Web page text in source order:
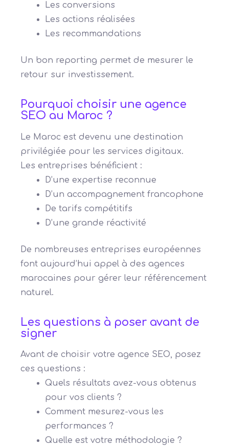
Les conversions
Les actions réalisées
Les recommandations
Un bon reporting permet de mesurer le
retour sur investissement.
Pourquoi choisir une agence
SEO au Maroc ?
Le Maroc est devenu une destination
privilégiée pour les services digitaux.
Les entreprises bénéficient :
D’une expertise reconnue
D’un accompagnement francophone
De tarifs compétitifs
D’une grande réactivité
De nombreuses entreprises européennes
font aujourd’hui appel à des agences
marocaines pour gérer leur référencement
naturel.
Les questions à poser avant de
signer
Avant de choisir votre agence SEO, posez
ces questions :
Quels résultats avez-vous obtenus
pour vos clients ?
Comment mesurez-vous les
performances ?
Quelle est votre méthodologie ?